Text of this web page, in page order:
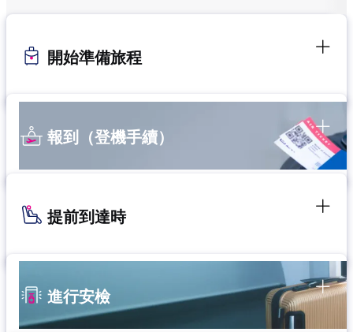
開始準備旅程
報到（登機手續）
提前到達時
進行安檢